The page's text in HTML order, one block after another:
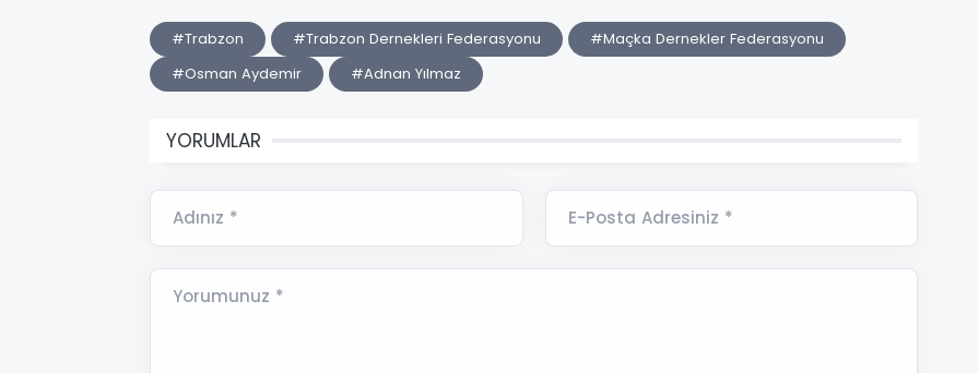
#Trabzon #Trabzon Dernekleri Federasyonu
#Maçka Dernekler Federasyonu
#Osman Aydemir
#Adnan Yılmaz
YORUMLAR
Adınız * E-Posta Adresiniz *
Yorumunuz *